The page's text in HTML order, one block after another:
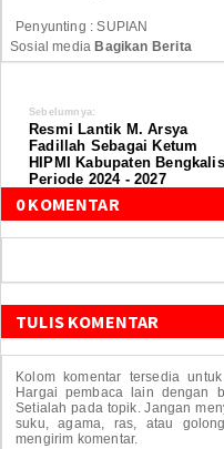
Penyunting : SUPIAN
Sosial media Bagikan Berita
Sebelumnya:
Resmi Lantik M. Arsya
Fadillah Sebagai Ketum
HIPMI Kabupaten Bengkalis
Periode 2024 - 2027
0 KOMENTAR
TULIS KOMENTAR
Kolom komentar tersedia
Hargai pembaca lain dengan
Setialah pada topik. Jangan
suku, agama, ras, atau
mengirim komentar.